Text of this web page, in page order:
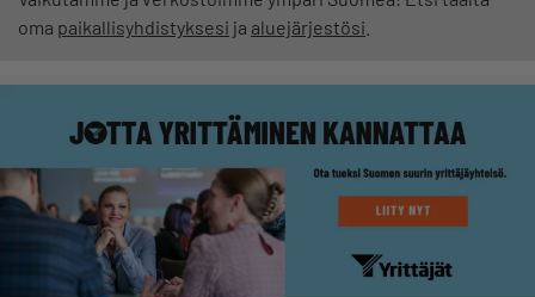
oma paikallisyhdistyksesi ja aluejärjestösi
Suodata hakutuloksia: näytä kaikki sisältö